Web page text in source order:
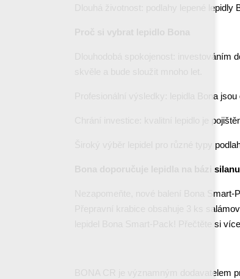
Dlouhá životnost: podlahy lepené
Dlouhodobá spokojenost: investováním
Profesionální výsledky: lepidla Bona
Chrání investice: kvalitní lepidlo je
Široký výběr lepidel pro různé typy
Bona doporučuje lepidla na bázi silanu
Nezapomeňte, nové balení Bona
Přepravní krabice obsahuje 3 ks
lepidel Bona Smart-Pack! Přečtěte si
BONA CR je významným dodavatelem